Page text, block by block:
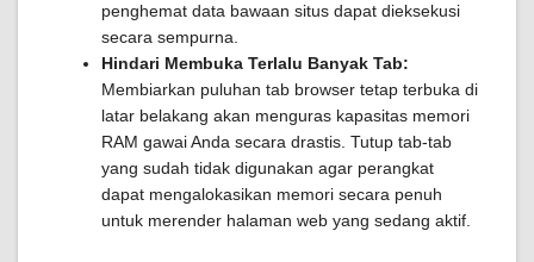
penghemat data bawaan situs dapat dieksekusi
secara sempurna.
Hindari Membuka Terlalu Banyak Tab:
Membiarkan puluhan tab browser tetap terbuka di
latar belakang akan menguras kapasitas memori
RAM gawai Anda secara drastis. Tutup tab-tab
yang sudah tidak digunakan agar perangkat
dapat mengalokasikan memori secara penuh
untuk merender halaman web yang sedang aktif.